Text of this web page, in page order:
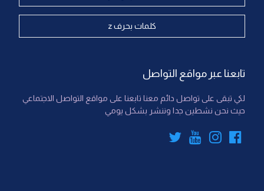
كلمات بحرف z
تابعنا عبر مواقع التواصل
لكي تبقى على تواصل دائم معنا تابعنا على مواقع التواصل الاجتماعي
حيث نحن نشطين جدا وننشر بشكل يومي